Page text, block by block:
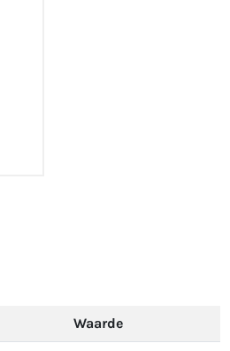
Waarde